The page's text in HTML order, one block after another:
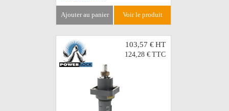
ajouter au panier voir le produit
103,57 €HT
124,28 € TTC